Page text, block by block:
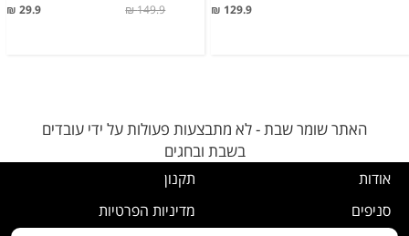
129.9 ₪
29.9 ₪ 149.9 ₪
האתר שומר שבת - לא מתבצעות פעולות על ידי עובדים
בשבת ובחגים
אודות
סניפים
תקנון
מדיניות הפרטיות